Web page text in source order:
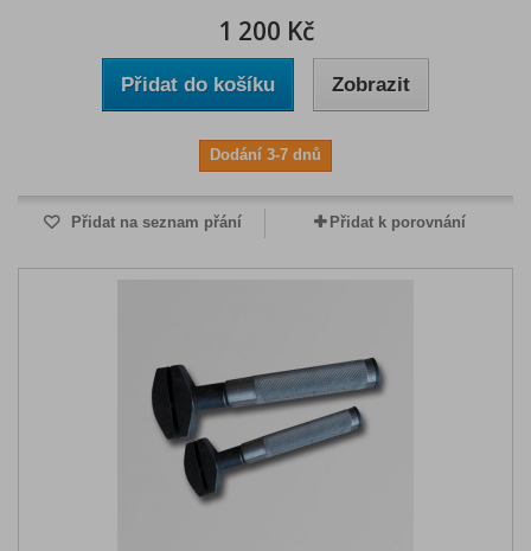
1 200 Kč
Přidat do košíku Zobrazit
Dodání 3-7 dnů
Přidat na seznam přání Přidat k porovnání